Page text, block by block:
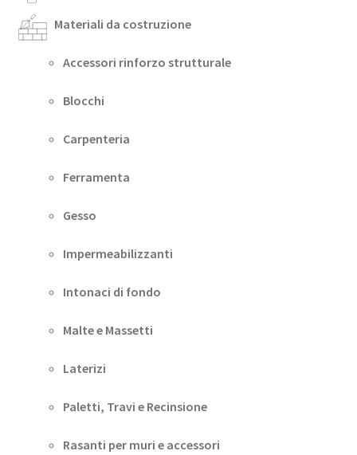
Materiali da costruzione
Accessori rinforzo strutturale
Blocchi
Carpenteria
Ferramenta
Gesso
Impermeabilizzanti
Intonaci di fondo
Malte e Massetti
Laterizi
Paletti, Travi e Recinsione
Rasanti per muri e accessori